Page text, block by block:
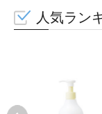
人気ラン